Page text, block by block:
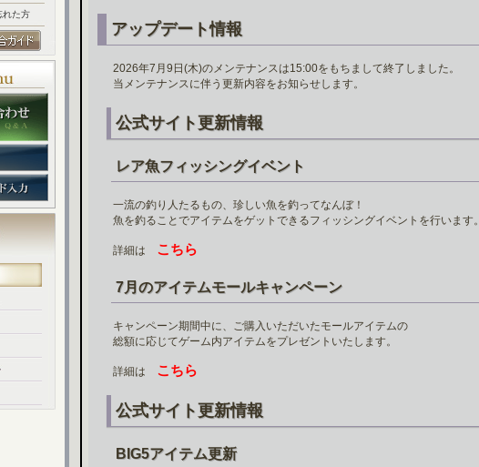
れた方
アップデート情報
2026年7月9日(木)のメンテナンスは15:00をもちまして終了しました。
当メンテナンスに伴う更新内容をお知らせします。
公式サイト更新情報
レア魚フィッシングイベント
一流の釣り人たるもの、珍しい魚を釣ってなんぼ！
魚を釣ることでアイテムをゲットできるフィッシングイベントを行います。
詳細は こちら
7月のアイテムモールキャンペーン
キャンペーン期間中に、ご購入いただいたモールアイテムの
総額に応じてゲーム内アイテムをプレゼントいたします。
詳細は こちら
公式サイト更新情報
BIG5アイテム更新